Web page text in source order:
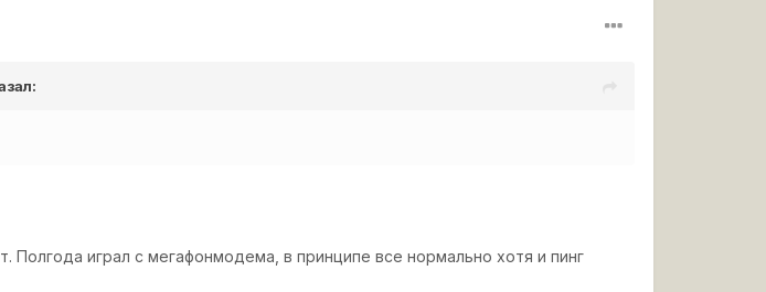
Полгода играл с мегафонмодема, в принципе все нормально хотя и пинг